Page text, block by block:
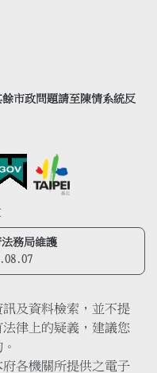
市政問題請至陳情系統反
務局維護
及資料檢索，並不提
律上的疑義，建議您
各機關所提供之電子